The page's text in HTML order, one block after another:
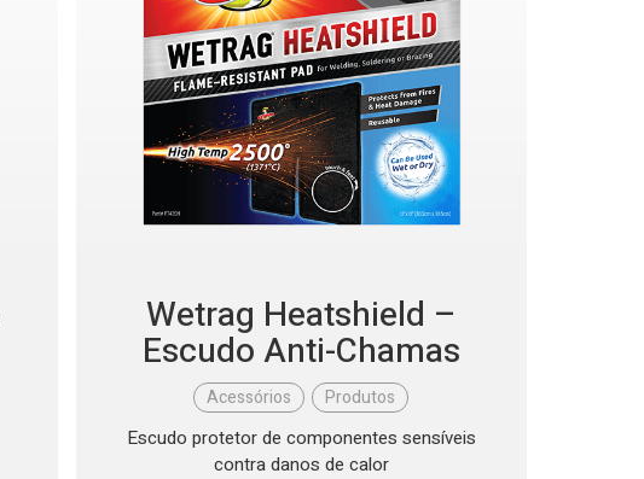
Wetrag Heatshield –
Escudo Anti-Chamas
Acessórios , Produtos
Escudo protetor de componentes sensíveis
contra danos de calor